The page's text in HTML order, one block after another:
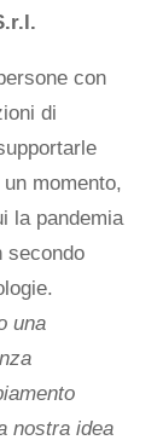
con
di
momento,
la pandemia
secondo
una
nostra idea